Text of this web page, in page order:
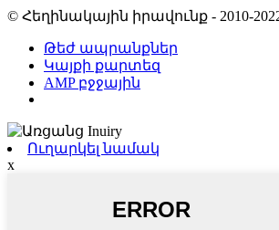
© Հեղինակային իրավունք - 2010-
Թեժ ապրանքներ
Կայքի քարտեզ
AMP բջջային
Ուղարկել նամակ
x